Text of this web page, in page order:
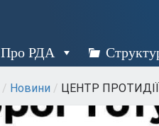
Про РДА
/ Новини / ЦЕНТР ПРОТИДІЇ